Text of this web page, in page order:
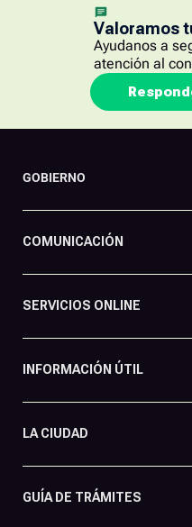
Valoramos
Ayudanos a
atención al
GOBIERNO
COMUNICACIÓN
SERVICIOS ONLINE
INFORMACIÓN ÚTIL
LA CIUDAD
GUÍA DE TRÁMITES